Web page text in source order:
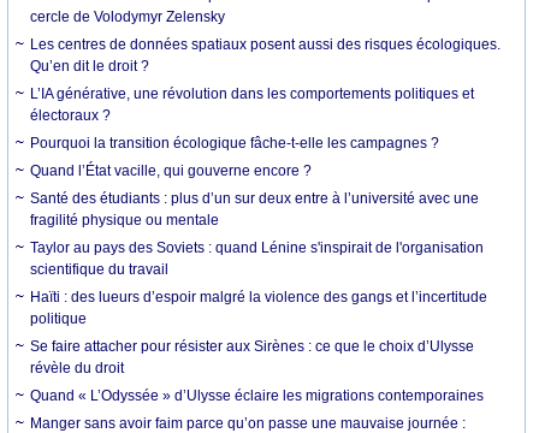
cercle de Volodymyr Zelensky
Les centres de données spatiaux posent aussi des risques écologiques.
Qu’en dit le droit ?
L’IA générative, une révolution dans les comportements politiques et
électoraux ?
Pourquoi la transition écologique fâche-t-elle les campagnes ?
Quand l’État vacille, qui gouverne encore ?
Santé des étudiants : plus d’un sur deux entre à l’université avec une
fragilité physique ou mentale
Taylor au pays des Soviets : quand Lénine s'inspirait de l'organisation
scientifique du travail
Haïti : des lueurs d’espoir malgré la violence des gangs et l’incertitude
politique
Se faire attacher pour résister aux Sirènes : ce que le choix d’Ulysse
révèle du droit
Quand « L’Odyssée » d’Ulysse éclaire les migrations contemporaines
Manger sans avoir faim parce qu’on passe une mauvaise journée :